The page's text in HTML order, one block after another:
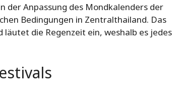
der Anpassung des Mondkalenders der
Bedingungen in Zentralthailand. Das
die Regenzeit ein, weshalb es jedes